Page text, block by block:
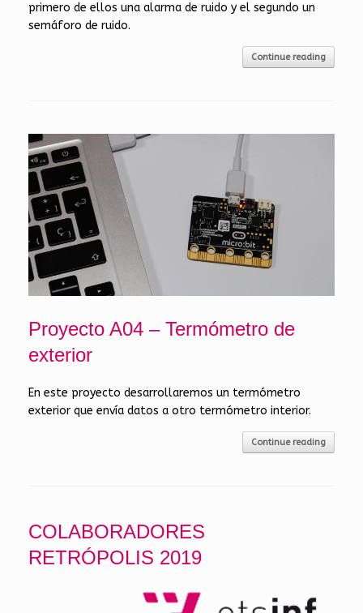
primero de ellos una alarma de ruido y el segundo un
semáforo de ruido.
Continue reading
Proyecto A04 – Termómetro de
exterior
En este proyecto desarrollaremos un termómetro
exterior que envía datos a otro termómetro interior.
Continue reading
COLABORADORES
RETRÓPOLIS 2019